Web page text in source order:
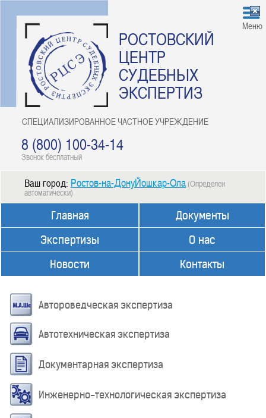
РОСТОВСКИЙ
ЦЕНТР
СУДЕБНЫХ
ЭКСПЕРТИЗ
СПЕЦИАЛИЗИРОВАННОЕ ЧАСТНОЕ УЧРЕЖДЕНИЕ
8 (800) 100-34-14
Звонок бесплатный
Меню
Ваш город: Ростов-на-ДонуЙошкар-Ола (Определен
автоматически)
Главная
Экспертизы
Новости
Документы
О нас
Контакты
Автороведческая экспертиза
Автотехническая экспертиза
Документарная экспертиза
Инженерно-технологическая экспертиза